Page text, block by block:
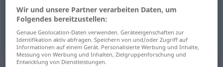
Zankm kavga
Wir und unsere Partner verarbeiten Daten, um
Folgendes bereitzustellen:
Genaue Geolocation-Daten verwenden. Geräteeigenschaften zur
Identifikation aktiv abfragen. Speichern von und/oder Zugriff auf
Informationen auf einem Gerät. Personalisierte Werbung und Inhalte,
Messung von Werbung und Inhalten, Zielgruppenforschung und
Entwicklung von Dienstleistungen.